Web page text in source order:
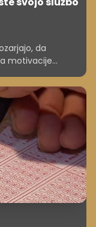
da
motivacije